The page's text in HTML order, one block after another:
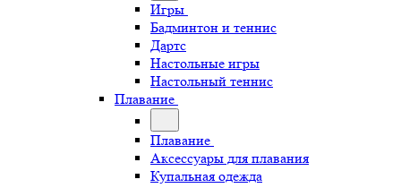
Игры
Бадминтон и теннис
Дартс
Настольные игры
Настольный теннис
Плавание
Плавание
Аксессуары для плавания
Купальная одежда